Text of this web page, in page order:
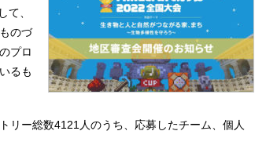
て、
のづ
プロ
るも
リー総数4121人のうち、応募したチーム、個人